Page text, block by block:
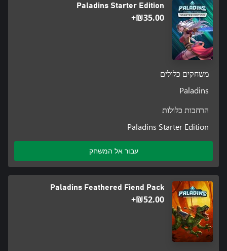
Paladins Starter Edition
‪₪‎35.00‬+
משחקים כלולים
Paladins
הרחבות כלולות
Paladins Starter Edition
עבור אל המשחק
Paladins Feathered Fiend Pack
‪₪‎52.00‬+